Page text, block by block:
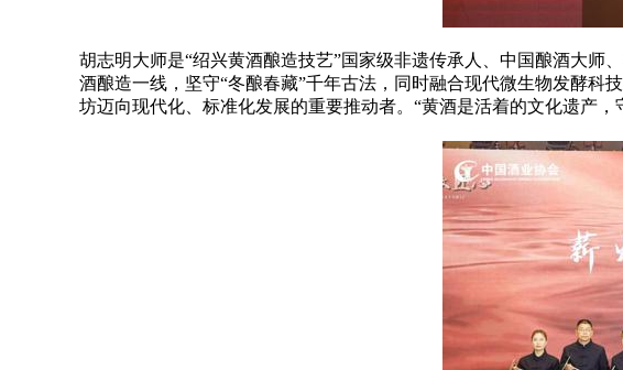
胡志明大师是“绍兴黄酒酿造技艺”国家级非遗传承人、中国酿酒大师
酒酿造一线，坚守“冬酿春藏”千年古法，同时融合现代微生物发酵
坊迈向现代化、标准化发展的重要推动者。“黄酒是活着的文化遗产，